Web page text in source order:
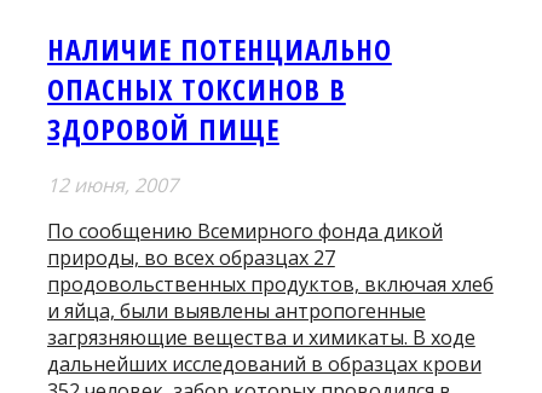
НАЛИЧИЕ ПОТЕНЦИАЛЬНО
ОПАСНЫХ ТОКСИНОВ В
ЗДОРОВОЙ ПИЩЕ
12 июня, 2007
По сообщению Всемирного фонда дикой
природы, во всех образцах 27
продовольственных продуктов, включая хлеб
и яйца, были выявлены антропогенные
загрязняющие вещества и химикаты. В ходе
дальнейших исследований в образцах крови